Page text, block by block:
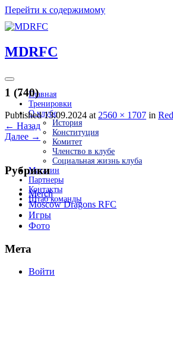
Перейти к содержимому
MDRFC
Главная
Тренировки
О клубе
История
Конституция
Комитет
Членство в клубе
Социальная жизнь клуба
Магазин
Партнеры
Контакты
Штаб команды
1 (740)
Published 13.09.2024 at2560 × 1707 in
← Назад
Далее →
Рубрики
Merch
Moscow Dragons RFC
Игры
Фото
Мета
Войти